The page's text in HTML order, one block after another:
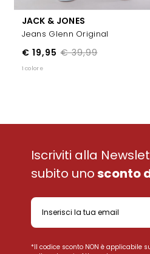
JACK & JONES
Jeans Glenn Original
€ 39,99
€ 19,95
1 colore
Iscriviti alla
subito unosconto
*Il codice sconto NON è applicabile